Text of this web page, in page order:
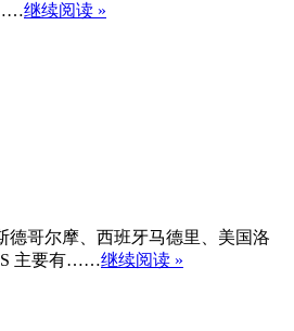
继续阅读 »
德哥尔摩、西班牙马德里、美国洛
主要有……继续阅读 »